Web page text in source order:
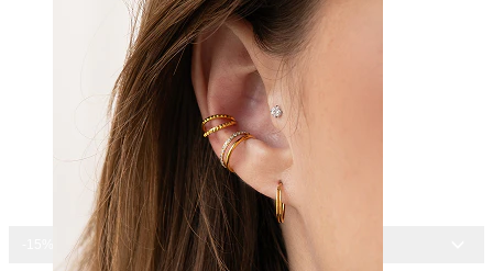
-15% SU TUTTI I GIOIELLI